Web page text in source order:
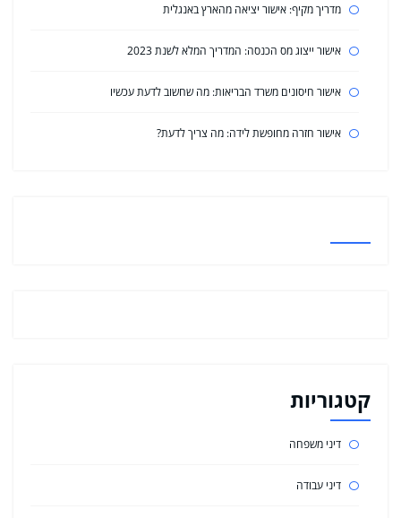
מדריך מקיף: אישור יציאה מהארץ באנגלית
אישור ייצוג מס הכנסה: המדריך המלא לשנת 2023
אישור חיסונים משרד הבריאות: מה שחשוב לדעת עכשיו
אישור חזרה מחופשת לידה: מה צריך לדעת?
קטגוריות
דיני משפחה
דיני עבודה